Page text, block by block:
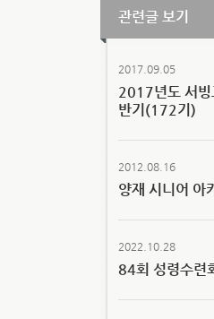
관련글 보기
2017.09.05
2017년도 서빙
반기(172기)
2012.08.16
양재 시니어 아
2022.10.28
84회 성령수련